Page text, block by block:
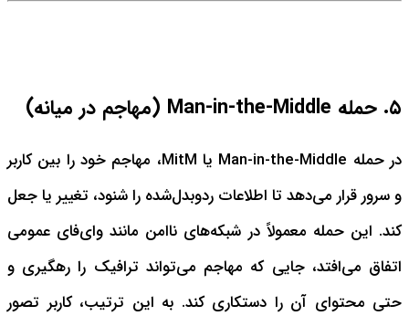
۵. حمله Man-in-the-Middle (مهاجم در میانه)
در حمله Man-in-the-Middle یا MitM، مهاجم خود را بین کاربر
و سرور قرار می‌دهد تا اطلاعات ردوبدل‌شده را شنود، تغییر یا جعل
کند. این حمله معمولاً در شبکه‌های ناامن مانند وای‌فای عمومی
اتفاق می‌افتد، جایی که مهاجم می‌تواند ترافیک را رهگیری و
حتی محتوای آن را دستکاری کند. به این ترتیب، کاربر تصور